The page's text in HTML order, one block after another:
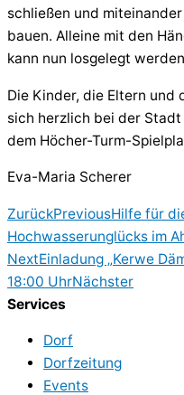
schließen und
bauen. Alleine mit den
kann nun losgelegt
Die Kinder, die Eltern und
sich herzlich bei der
dem Höcher-Turm-
Eva-Maria Scherer
ZurückPreviousHilfe für
Hochwasserunglücks im
NextEinladung „Kerwe
18:00 UhrNächster
Services
Dorf
Dorfzeitung
Events